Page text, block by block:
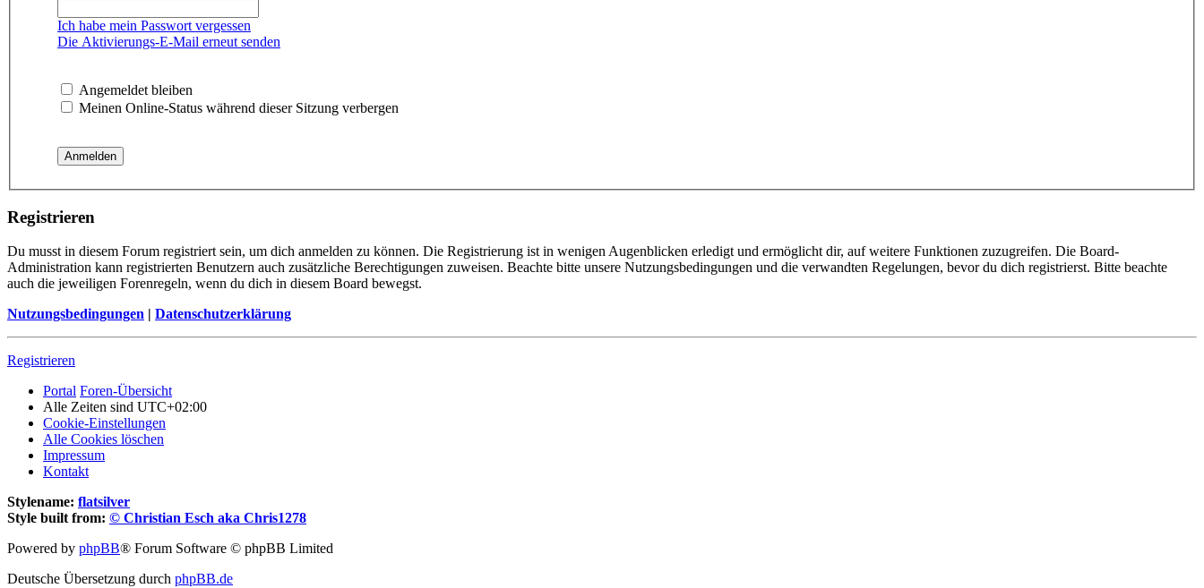
Ich habe mein Passwort vergessen
Die Aktivierungs-E-Mail erneut senden
Angemeldet bleiben
Meinen Online-Status während dieser Sitzung verbergen
Registrieren
Du musst in diesem Forum registriert sein, um dich anmelden zu können. Die Registrierung ist in wenigen Augenblicken erledigt und ermöglicht dir, auf weitere Funktionen zuzugreifen. Die Board-
Administration kann registrierten Benutzern auch zusätzliche Berechtigungen zuweisen. Beachte bitte unsere Nutzungsbedingungen und die verwandten Regelungen, bevor du dich registrierst. Bitte beachte
auch die jeweiligen Forenregeln, wenn du dich in diesem Board bewegst.
Nutzungsbedingungen
Datenschutzerklärung
Registrieren
Portal Foren-Übersicht
Alle Zeiten sind UTC+02:00
Cookie-Einstellungen
Alle Cookies löschen
Impressum
Kontakt
Stylename: flatsilver
Style built from: © Christian Esch aka Chris1278
Powered by phpBB® Forum Software © phpBB Limited
Deutsche Übersetzung durch phpBB.de